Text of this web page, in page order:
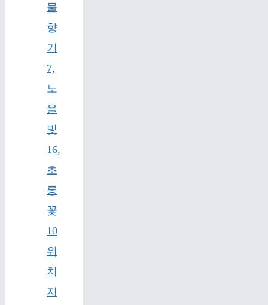
물
향
기
7,
노
을
빛
16,
초
롱
꽃
10
위
치
지